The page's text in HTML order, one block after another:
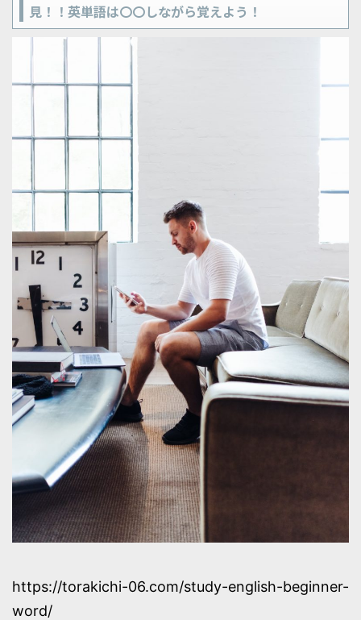
見！！英単語は〇〇しながら覚えよう！
https://torakichi-06.com/study-english-beginner-
word/